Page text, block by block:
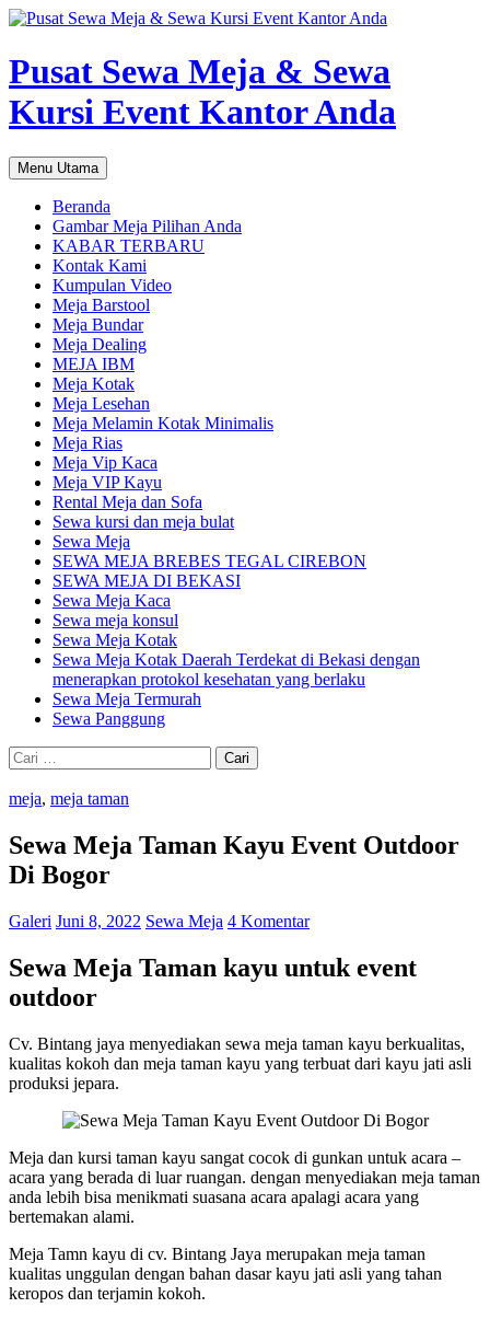
Pusat Sewa Meja & Sewa
Kursi Event Kantor Anda
Cari
Menu Utama Langsung
ke
isi
Beranda
Gambar Meja Pilihan Anda
KABAR TERBARU
Kontak Kami
Kumpulan Video
Meja Barstool
Meja Bundar
Meja Dealing
MEJA IBM
Meja Kotak
Meja Lesehan
Meja Melamin Kotak Minimalis
Meja Rias
Meja Vip Kaca
Meja VIP Kayu
Rental Meja dan Sofa
Sewa kursi dan meja bulat
Sewa Meja
SEWA MEJA BREBES TEGAL CIREBON
SEWA MEJA DI BEKASI
Sewa Meja Kaca
Sewa meja konsul
Sewa Meja Kotak
Sewa Meja Kotak Daerah Terdekat di Bekasi dengan
menerapkan protokol kesehatan yang berlaku
Sewa Meja Termurah
Sewa Panggung
Cari
untuk:
meja, meja taman
Sewa Meja Taman Kayu Event Outdoor
Di Bogor
Galeri Juni 8, 2022 Sewa Meja 4 Komentar
Sewa Meja Taman kayu untuk event
outdoor
Cv. Bintang jaya menyediakan sewa meja taman kayu berkualitas,
kualitas kokoh dan meja taman kayu yang terbuat dari kayu jati asli
produksi jepara.
Meja dan kursi taman kayu sangat cocok di gunkan untuk acara –
acara yang berada di luar ruangan. dengan menyediakan meja taman
anda lebih bisa menikmati suasana acara apalagi acara yang
bertemakan alami.
Meja Tamn kayu di cv. Bintang Jaya merupakan meja taman
kualitas unggulan dengan bahan dasar kayu jati asli yang tahan
keropos dan terjamin kokoh.